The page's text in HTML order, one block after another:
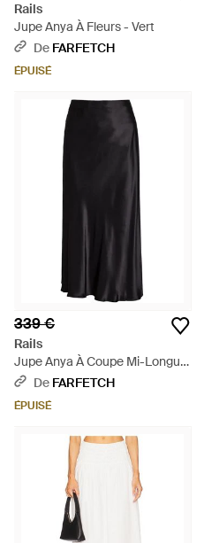
Rails
Jupe Anya À Fleurs - Vert
De FARFETCH
ÉPUISÉ
339 €
Rails
Jupe Anya À Coupe Mi-Longue
- Noir
De FARFETCH
ÉPUISÉ